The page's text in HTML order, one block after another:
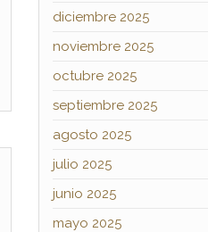
diciembre 2025
noviembre 2025
octubre 2025
septiembre 2025
agosto 2025
julio 2025
junio 2025
mayo 2025